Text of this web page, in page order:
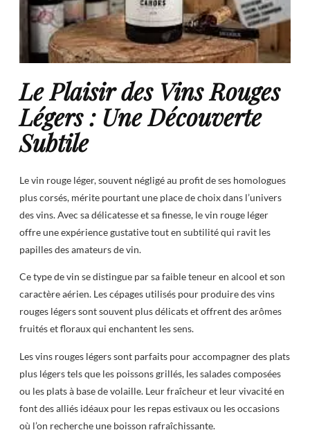
Le Plaisir des Vins Rouges
Légers : Une Découverte
Subtile
Le vin rouge léger, souvent négligé au profit de ses homologues
plus corsés, mérite pourtant une place de choix dans l’univers
des vins. Avec sa délicatesse et sa finesse, le vin rouge léger
offre une expérience gustative tout en subtilité qui ravit les
papilles des amateurs de vin.
Ce type de vin se distingue par sa faible teneur en alcool et son
caractère aérien. Les cépages utilisés pour produire des vins
rouges légers sont souvent plus délicats et offrent des arômes
fruités et floraux qui enchantent les sens.
Les vins rouges légers sont parfaits pour accompagner des plats
plus légers tels que les poissons grillés, les salades composées
ou les plats à base de volaille. Leur fraîcheur et leur vivacité en
font des alliés idéaux pour les repas estivaux ou les occasions
où l’on recherche une boisson rafraîchissante.